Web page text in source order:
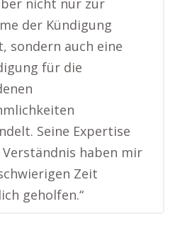
nicht nur zur
der Kündigung
sondern auch eine
für die
Seine Expertise
Verständnis haben mir
Zeit
geholfen.“